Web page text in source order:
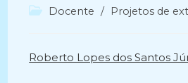
do
publicado:
Categoria
Docente / Projetos de
Roberto Lopes dos Santos